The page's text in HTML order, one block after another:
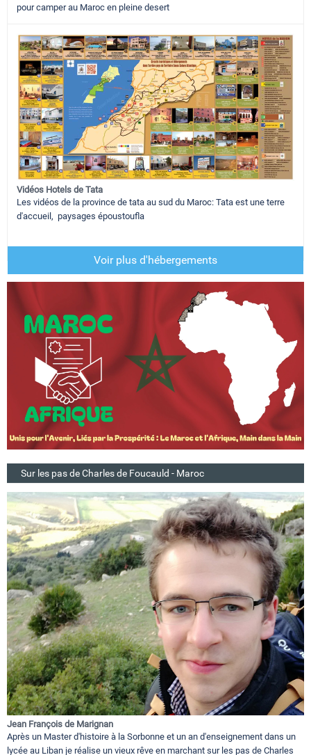
pour camper au Maroc en pleine desert
Vidéos Hotels de Tata
Les vidéos de la province de tata au sud du Maroc: Tata est une terre
d'accueil, paysages époustoufla
Voir plus d'hébergements
Sur les pas de Charles de Foucauld - Maroc
Jean François de Marignan
Après un Master d'histoire à la Sorbonne et un an d'enseignement dans un
lycée au Liban je réalise un vieux rêve en marchant sur les pas de Charles